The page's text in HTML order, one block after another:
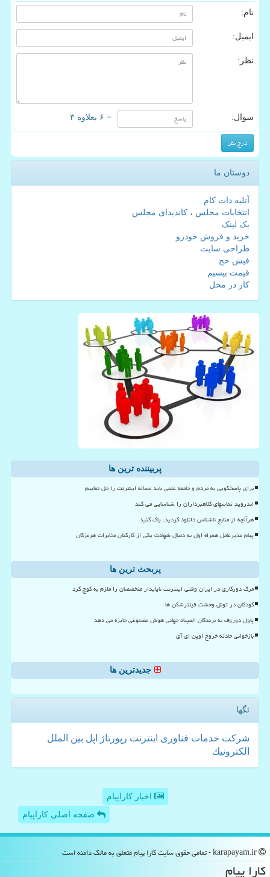
نام:
ایمیل:
نظر:
سوال: = ۶ بعلاوه ۳
دوستان ما
آتلیه دات کام
انتخابات مجلس ، کاندیدای مجلس
بک لینک
خرید و فروش خودرو
طراحی سایت
فیش حج
قیمت بیسیم
کار در محل
پربیننده ترین ها
برای پاسخگویی به مردم و جامعه علمی باید مساله اینترنت را حل نماییم
اندروید تماسهای کلاهبرداران را شناسایی می کند
هرآنچه از منابع ناشناس دانلود کردید، پاک کنید
پیام مدیرعامل همراه اول به دنبال شهادت یکی از کارکنان مخابرات هرمزگان
پربحث ترین ها
مرگ دورکاری در ایران وقتی اینترنت ناپایدار متخصصان را ملزم به کوچ کرد
کودکان در تونل وحشت فیلترشکن ها
پاول دوروف به برندگان المپیاد جهانی هوش مصنوعی جایزه می دهد
بازخوانی حادثه خروج اوپن ای آی
جدیدترین ها
تگها
شركت خدمات فناوری اینترنت رپورتاژ اپل بین الملل
الكترونیك
اخبار کاراپیام
صفحه اصلی کاراپیام
كارا پیام